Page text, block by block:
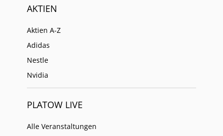
AKTIEN
Aktien A-Z
Adidas
Nestle
Nvidia
PLATOW LIVE
Alle Veranstaltungen